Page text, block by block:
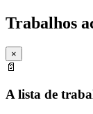
Trabalhos
×
📄
A lista de